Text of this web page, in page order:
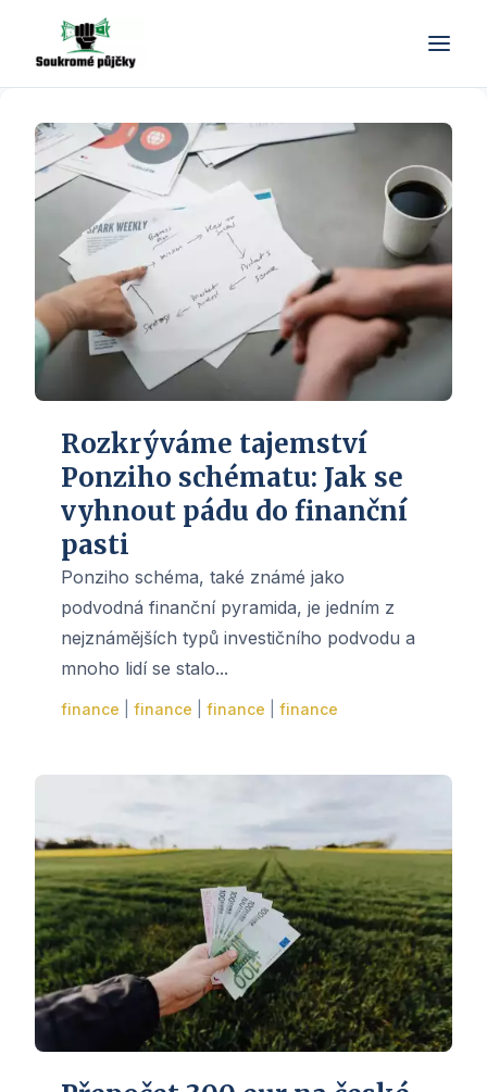
Rozkrýváme tajemství
Ponziho schématu: Jak se
vyhnout pádu do finanční
pasti
Ponziho schéma, také známé jako
podvodná finanční pyramida, je jedním z
nejznámějších typů investičního podvodu a
mnoho lidí se stalo...
finance finance finance finance